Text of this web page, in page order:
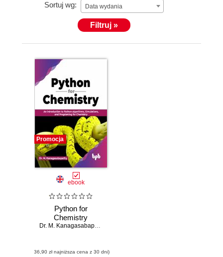
Sortuj wg: Data wydania
Filtruj »
Promocja
ebook
Python for
Chemistry
Dr. M. Kanagasabapathy
(36,90 zł najniższa cena z 30 dni)